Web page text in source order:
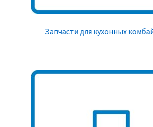
Запчасти для кухонных